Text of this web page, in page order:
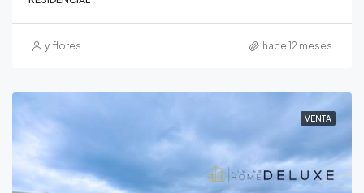
y.flores hace 12 meses
VENTA